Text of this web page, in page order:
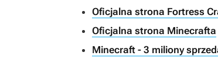
Oficjalna strona Fortress
Oficjalna strona Minecrafta
Minecraft - 3 miliony